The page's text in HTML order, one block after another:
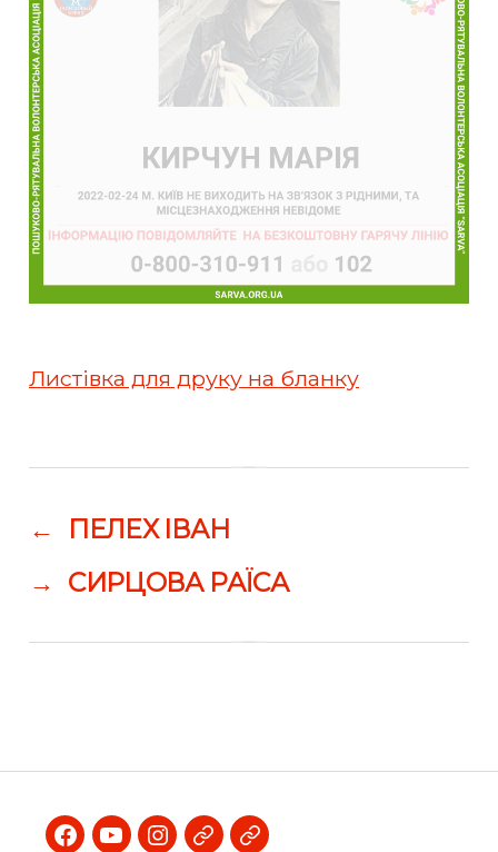
Листівка для друку на бланку
←
ПЕЛЕХ ІВАН
→ СИРЦОВА РАЇСА
Facebook
YoutubeInstagram
Telegram
Viber